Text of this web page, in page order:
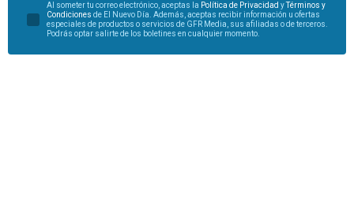
Al someter tu correo electrónico, aceptas la Política de Privacidad y
Términos y
Condiciones de El Nuevo Día. Además, aceptas recibir información u ofertas
especiales de productos o servicios de GFR Media, sus afiliadas o de terceros.
Podrás optar salirte de los boletines en cualquier momento.